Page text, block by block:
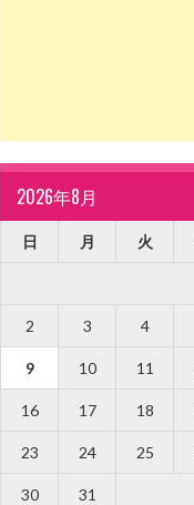
2026年8月
日 月 火
2 3 4
9 10 11
16 17 18
23 24 25
30 31